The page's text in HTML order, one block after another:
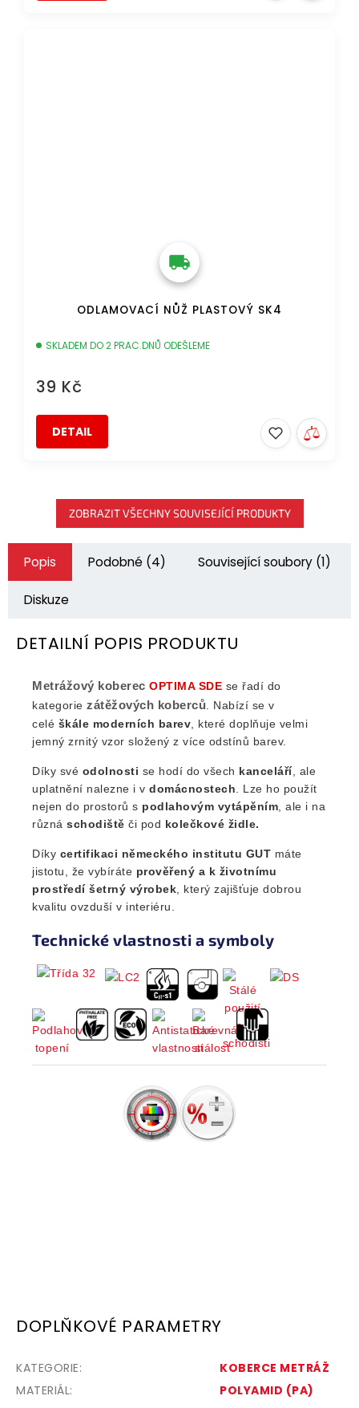
ODLAMOVACÍ NŮŽ PLASTOVÝ SK4
SKLADEM DO 2 PRAC.DNŮ ODEŠLEME
39 Kč
DETAIL
ZOBRAZIT VŠECHNY SOUVISEJÍCÍ PRODUKTY
Popis Podobné (4) Související soubory (1)
Diskuze
DETAILNÍ POPIS PRODUKTU
Metrážový koberec OPTIMA SDE se řadí do
kategorie zátěžových koberců. Nabízí se v
celé škále moderních barev, které doplňuje velmi
jemný zrnitý vzor složený z více odstínů barev.
Díky své odolnosti se hodí do všech kanceláří, ale
uplatnění nalezne i v domácnostech. Lze ho použít
nejen do prostorů s podlahovým vytápěním, ale i na
různá schodiště či pod kolečkové židle.
Díky certifikaci německého institutu GUT máte
jistotu, že vybíráte prověřený a k životnímu
prostředí šetrný výrobek, který zajišťuje dobrou
kvalitu ovzduší v interiéru.
Technické vlastnosti a symboly
DOPLŇKOVÉ PARAMETRY
KATEGORIE:
KOBERCE METRÁŽ
MATERIÁL:
POLYAMID (PA)